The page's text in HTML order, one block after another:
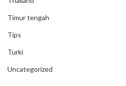
Timur tengah
Tips
Turki
Uncategorized